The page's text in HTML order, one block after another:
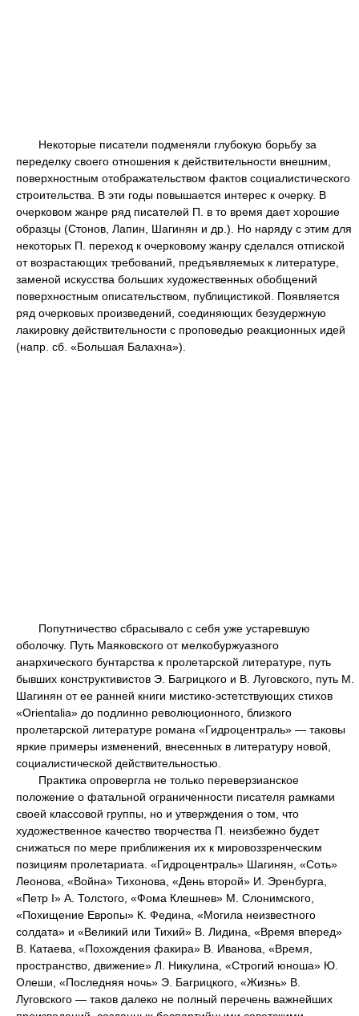
Некоторые писатели подменяли глубокую борьбу за
переделку своего отношения к действительности внешним,
поверхностным отображательством фактов социалистического
строительства. В эти годы повышается интерес к очерку. В
очерковом жанре ряд писателей П. в то время дает хорошие
образцы (Стонов, Лапин, Шагинян и др.). Но наряду с этим для
некоторых П. переход к очерковому жанру сделался отпиской
от возрастающих требований, предъявляемых к литературе,
заменой искусства больших художественных обобщений
поверхностным описательством, публицистикой. Появляется
ряд очерковых произведений, соединяющих безудержную
лакировку действительности с проповедью реакционных идей
(напр. сб. «Большая Балахна»).
Попутничество сбрасывало с себя уже устаревшую
оболочку. Путь Маяковского от мелкобуржуазного
анархического бунтарства к пролетарской литературе, путь
бывших конструктивистов Э. Багрицкого и В. Луговского, путь М.
Шагинян от ее ранней книги мистико-эстетствующих стихов
«Orientalia» до подлинно революционного, близкого
пролетарской литературе романа «Гидроцентраль» — таковы
яркие примеры изменений, внесенных в литературу новой,
социалистической действительностью.
Практика опровергла не только переверзианское
положение о фатальной ограниченности писателя рамками
своей классовой группы, но и утверждения о том, что
художественное качество творчества П. неизбежно будет
снижаться по мере приближения их к мировоззренческим
позициям пролетариата. «Гидроцентраль» Шагинян, «Соть»
Леонова, «Война» Тихонова, «День второй» И. Эренбурга,
«Петр I» А. Толстого, «Фома Клешнев» М. Слонимского,
«Похищение Европы» К. Федина, «Могила неизвестного
солдата» и «Великий или Тихий» В. Лидина, «Время вперед»
В. Катаева, «Похождения факира» В. Иванова, «Время,
пространство, движение» Л. Никулина, «Строгий юноша» Ю.
Олеши, «Последняя ночь» Э. Багрицкого, «Жизнь» В.
Луговского — таков далеко не полный перечень важнейших